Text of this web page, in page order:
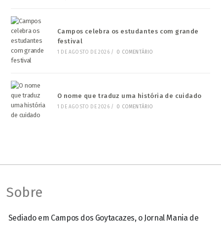
Campos celebra os estudantes com grande
festival
1 DE AGOSTO DE 2026 / 0 COMENTÁRIO
O nome que traduz uma história de cuidado
1 DE AGOSTO DE 2026 / 0 COMENTÁRIO
Sobre
Sediado em Campos dos Goytacazes, o Jornal Mania de